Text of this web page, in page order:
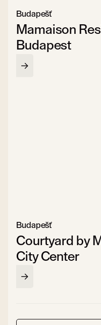
Mamaison
Budapest
Budapešť
Courtyard by
City Center
Budapešť